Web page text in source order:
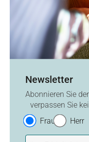
Newsletter
Abonnieren Sie
verpassen Sie
Frau
Herr